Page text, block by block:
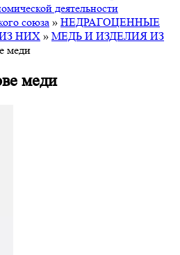
деятельности
союза » НЕДРАГОЦЕННЫЕ
НИХ » МЕДЬ И ИЗДЕЛИЯ ИЗ
меди
меди